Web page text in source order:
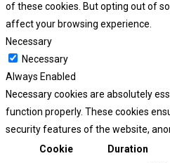
of these cookies. But opting out of
affect your browsing experience.
Necessary
Necessary
Always Enabled
Necessary cookies are absolutely
function properly. These cookies
security features of the website,
Cookie
Duration